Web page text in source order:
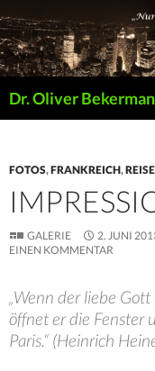
Dr. Oliver
FOTOS,FRANKREICH,
GALERIE 2. JUNI
EINEN KOMMENTAR
„Wenn der liebe
öffnet er die Fenster
Paris.“ (Heinrich